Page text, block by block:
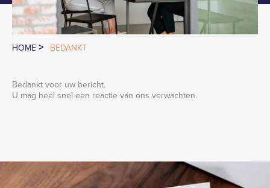
HOME> BEDANKT
Bedankt voor uw bericht.
U mag heel snel een reactie van ons verwachten.